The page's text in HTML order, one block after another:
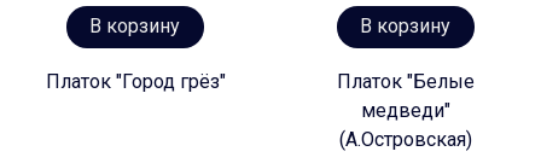
В корзину
Платок "Город грёз"
В корзину
Платок "Белые
медведи"
(А.Островская)